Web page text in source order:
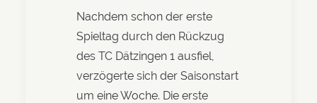
Nachdem schon der erste
Spieltag durch den Rückzug
des TC Dätzingen 1 ausfiel,
verzögerte sich der Saisonstart
um eine Woche. Die erste